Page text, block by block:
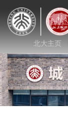
北大主页